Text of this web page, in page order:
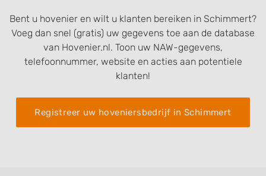
Bent u hovenier en wilt u klanten bereiken in Schimmert?
Voeg dan snel (gratis) uw gegevens toe aan de database
van Hovenier.nl. Toon uw NAW-gegevens,
telefoonnummer, website en acties aan potentiele
klanten!
Registreer uw hoveniersbedrijf in Schimmert